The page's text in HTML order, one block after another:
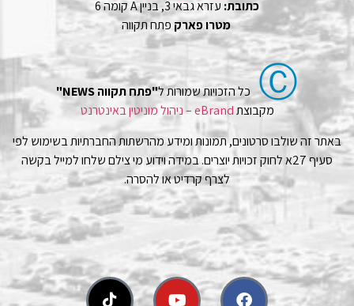
כתובת: עזרא גבאי 3, בניין A קומה 6
מטרו פארק פתח תקווה
Ⓒ כל הזכויות שמורות ל"פתח תקווה NEWS"
מקבוצתeBrand – ניהול מוניטין באינטרנט
באתר זה שולבו סרטונים, תמונות ומידע מהרשתות החברתיות בשימוש לפי
סעיף 27א לחוק זכויות יוצרים. במידה וידוע מי צילם שלחו למייל בקשה
לצרף קרדיט או להסרה.